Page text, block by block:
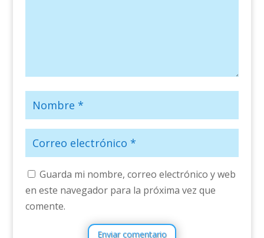
Guarda mi nombre, correo electrónico y web
en este navegador para la próxima vez que
comente.
Enviar comentario